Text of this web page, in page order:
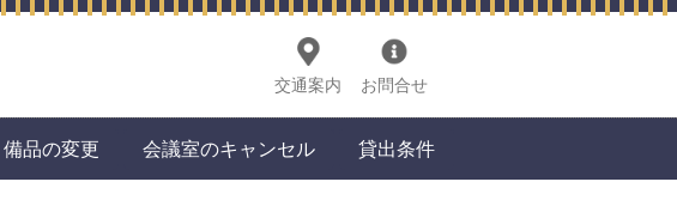
交通案内 お問合せ
備品の変更 会議室のキャンセル 貸出条件